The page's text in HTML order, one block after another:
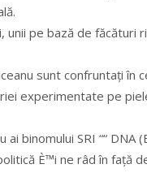
pe bază de făcături
sunt confruntați în
experimentate pe
binomului SRI ““ DNA
È™i ne râd în față